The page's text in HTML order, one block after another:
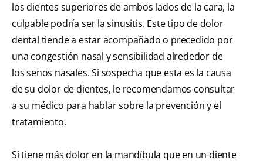
los dientes superiores de ambos lados de la cara, la
culpable podría ser la sinusitis. Este tipo de dolor
dental tiende a estar acompañado o precedido por
una congestión nasal y sensibilidad alrededor de
los senos nasales. Si sospecha que esta es la causa
de su dolor de dientes, le recomendamos consultar
a su médico para hablar sobre la prevención y el
tratamiento.
Si tiene más dolor en la mandíbula que en un diente